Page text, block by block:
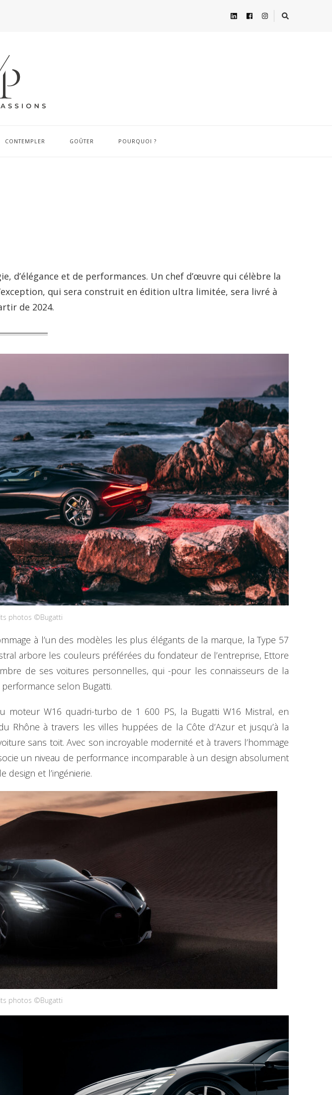
CONTEMPLER GOÛTER POURQUOI ?
d’élégance et de performances. Un chef d’œuvre qui célèbre la
qui sera construit en édition ultra limitée, sera livré à
de 2024.
photos ©Bugatti
à l’un des modèles les plus élégants de la marque, la Type 57
arbore les couleurs préférées du fondateur de l’entreprise, Ettore
de ses voitures personnelles, qui -pour les connaisseurs de la
selon Bugatti.
W16 quadri-turbo de 1 600 PS, la Bugatti W16 Mistral, en
Rhône à travers les villes huppées de la Côte d’Azur et jusqu’à la
sans toit. Avec son incroyable modernité et à travers l’hommage
un niveau de performance incomparable à un design absolument
et l’ingénierie.
photos ©Bugatti